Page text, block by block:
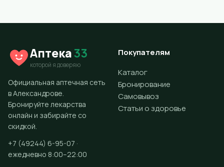
Аптека33
которой я доверяю
Официальная аптечная сеть
в Александрове.
Бронируйте лекарства
онлайн и забирайте со
скидкой.
+7 (49244) 6-95-07 ·
ежедневно 8:00–22:00
Покупателям
Каталог
Бронирование
Самовывоз
Статьи о здоровье